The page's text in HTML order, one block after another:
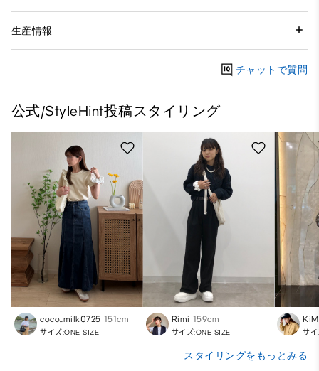
生産情報
チャットで質問
公式/StyleHint投稿スタイリング
coco_milk0725 151cm
サイズ:ONE SIZE
Rimi 159cm
サイズ:ONE SIZE サ
スタイリングをもっとみる